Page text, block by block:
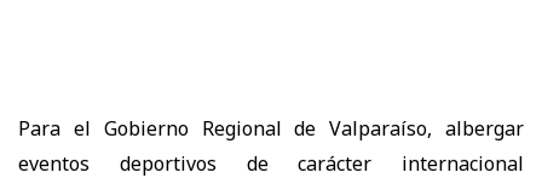
Para el Gobierno Regional de Valparaíso, albergar
eventos deportivos de carácter internacional